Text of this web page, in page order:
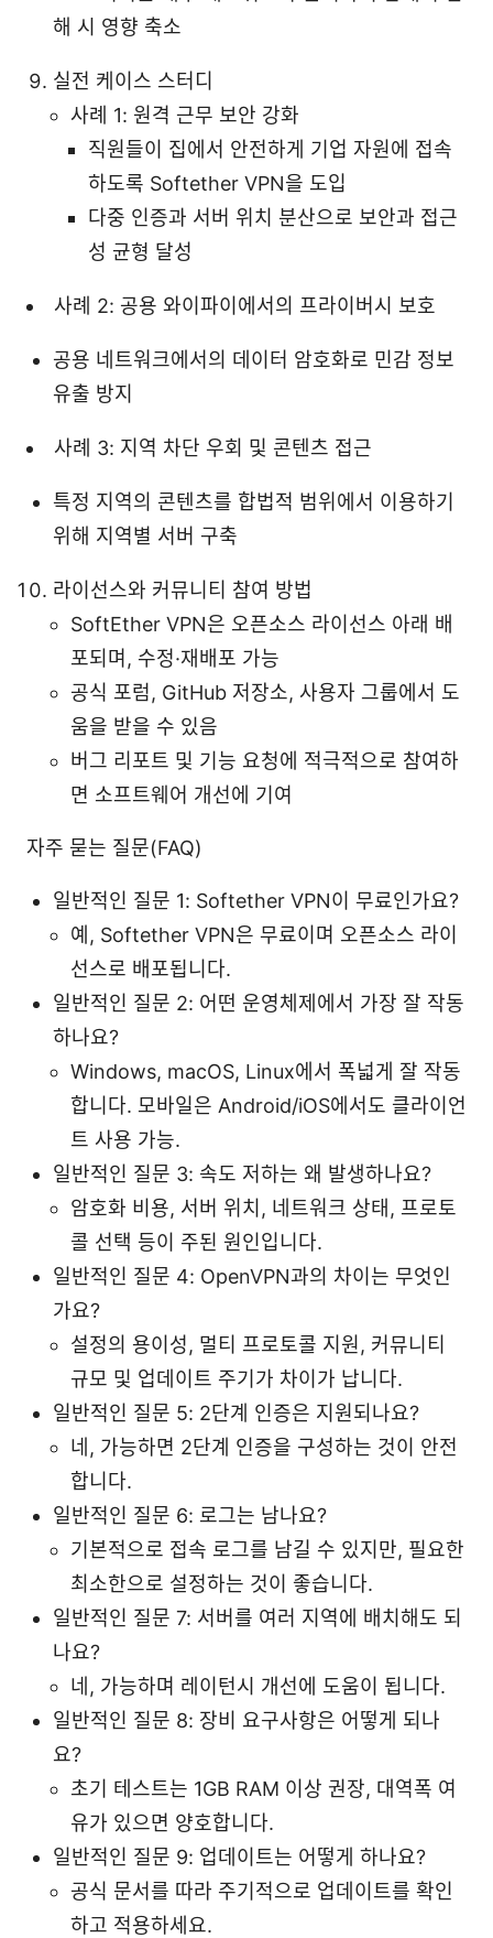
해 시 영향 축소
실전 케이스 스터디
사례 1: 원격 근무 보안 강화
직원들이 집에서 안전하게 기업 자원에 접속
하도록 Softether VPN을 도입
다중 인증과 서버 위치 분산으로 보안과 접근
성 균형 달성
사례 2: 공용 와이파이에서의 프라이버시 보호
공용 네트워크에서의 데이터 암호화로 민감 정보
유출 방지
사례 3: 지역 차단 우회 및 콘텐츠 접근
특정 지역의 콘텐츠를 합법적 범위에서 이용하기
위해 지역별 서버 구축
라이선스와 커뮤니티 참여 방법
SoftEther VPN은 오픈소스 라이선스 아래 배
포되며, 수정·재배포 가능
공식 포럼, GitHub 저장소, 사용자 그룹에서 도
움을 받을 수 있음
버그 리포트 및 기능 요청에 적극적으로 참여하
면 소프트웨어 개선에 기여
자주 묻는 질문(FAQ)
일반적인 질문 1: Softether VPN이 무료인가요?
예, Softether VPN은 무료이며 오픈소스 라이
선스로 배포됩니다.
일반적인 질문 2: 어떤 운영체제에서 가장 잘 작동
하나요?
Windows, macOS, Linux에서 폭넓게 잘 작동
합니다. 모바일은 Android/iOS에서도 클라이언
트 사용 가능.
일반적인 질문 3: 속도 저하는 왜 발생하나요?
암호화 비용, 서버 위치, 네트워크 상태, 프로토
콜 선택 등이 주된 원인입니다.
일반적인 질문 4: OpenVPN과의 차이는 무엇인
가요?
설정의 용이성, 멀티 프로토콜 지원, 커뮤니티
규모 및 업데이트 주기가 차이가 납니다.
일반적인 질문 5: 2단계 인증은 지원되나요?
네, 가능하면 2단계 인증을 구성하는 것이 안전
합니다.
일반적인 질문 6: 로그는 남나요?
기본적으로 접속 로그를 남길 수 있지만, 필요한
최소한으로 설정하는 것이 좋습니다.
일반적인 질문 7: 서버를 여러 지역에 배치해도 되
나요?
네, 가능하며 레이턴시 개선에 도움이 됩니다.
일반적인 질문 8: 장비 요구사항은 어떻게 되나
요?
초기 테스트는 1GB RAM 이상 권장, 대역폭 여
유가 있으면 양호합니다.
일반적인 질문 9: 업데이트는 어떻게 하나요?
공식 문서를 따라 주기적으로 업데이트를 확인
하고 적용하세요.